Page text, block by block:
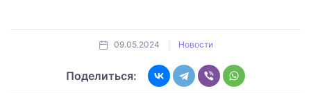
09.05.2024 Новости
Поделиться: